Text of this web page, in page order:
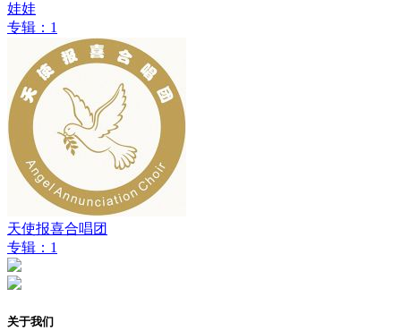
娃娃
专辑：1
天使报喜合唱团
专辑：1
关于我们